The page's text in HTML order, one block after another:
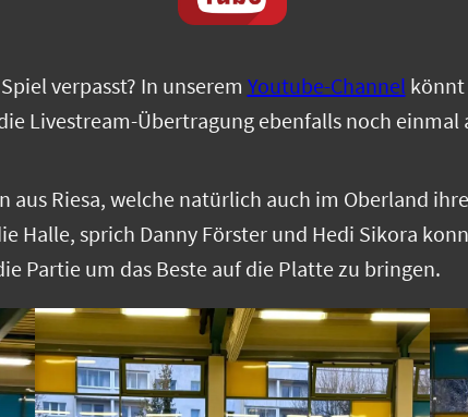
Spiel verpasst? In unserem Youtube-Channelkönnt
Livestream-Übertragung ebenfalls noch einmal
aus Riesa, welche natürlich auch im Oberland
Halle, sprich Danny Förster und Hedi Sikora
Partie um das Beste auf die Platte zu bringen.